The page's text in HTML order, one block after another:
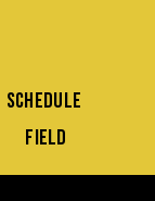
SCHEDULE
FIELD